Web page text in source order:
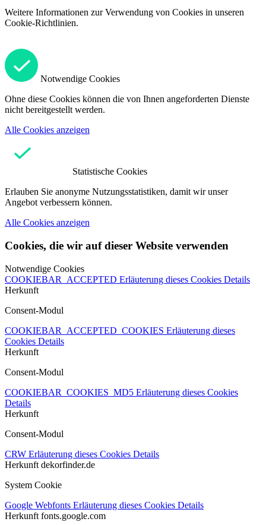
Weitere Informationen zur Verwendung von Cookies in unseren
Cookie-Richtlinien.
Notwendige Cookies
Ohne diese Cookies können die von Ihnen angeforderten Dienste
nicht bereitgestellt werden.
Alle Cookies anzeigen
Statistische Cookies
Erlauben Sie anonyme Nutzungsstatistiken, damit wir unser
Angebot verbessern können.
Alle Cookies anzeigen
Cookies, die wir auf dieser Website verwenden
Notwendige Cookies
COOKIEBAR_ACCEPTED Erläuterung dieses Cookies Details
Herkunft
Consent-Modul
COOKIEBAR_ACCEPTED_COOKIES Erläuterung dieses
Cookies Details
Herkunft
Consent-Modul
COOKIEBAR_COOKIES_MD5 Erläuterung dieses Cookies
Details
Herkunft
Consent-Modul
CRW Erläuterung dieses Cookies Details
Herkunft dekorfinder.de
System Cookie
Google Webfonts Erläuterung dieses Cookies Details
Herkunft fonts.google.com